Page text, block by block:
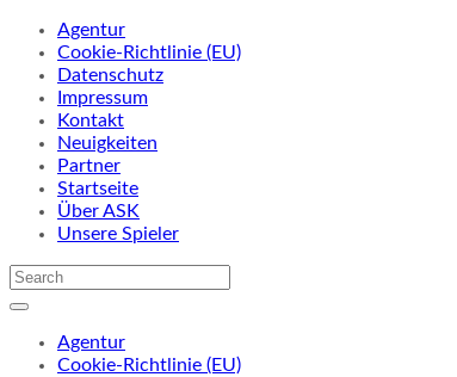
Agentur
Cookie-Richtlinie (EU)
Datenschutz
Impressum
Kontakt
Neuigkeiten
Partner
Startseite
Über ASK
Unsere Spieler
Agentur
Cookie-Richtlinie (EU)